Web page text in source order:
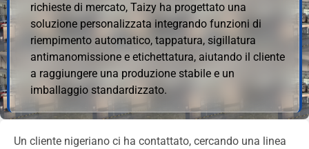
richieste di mercato, Taizy ha progettato una
soluzione personalizzata integrando funzioni di
riempimento automatico, tappatura, sigillatura
antimanomissione e etichettatura, aiutando il cliente
a raggiungere una produzione stabile e un
imballaggio standardizzato.
Un cliente nigeriano ci ha contattato, cercando una linea